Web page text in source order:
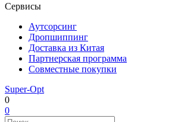
Сервисы
Аутсорсинг
Дропшиппинг
Доставка из Китая
Партнерская программа
Совместные покупки
Super-Opt
0
0